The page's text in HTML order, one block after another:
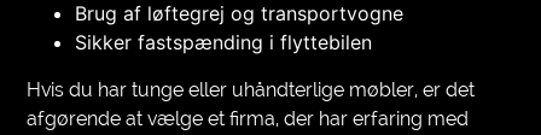
Brug af løftegrej og transportvogne
Sikker fastspænding i flyttebilen
Hvis du har tunge eller uhåndterlige møbler, er det
afgørende at vælge et firma, der har erfaring med